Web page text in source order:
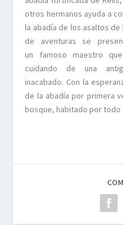
otros hermanos ayuda a
la abadía de los asaltos de
de aventuras se
un famoso maestro
cuidando de una
inacabado. Con la
de la abadía por primera
bosque, habitado por